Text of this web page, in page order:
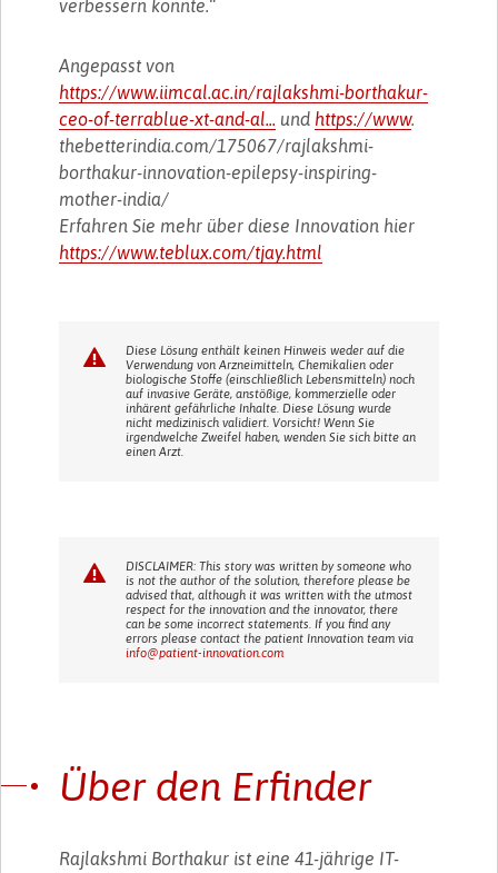
verbessern konnte.“
Angepasst von
https://www.iimcal.ac.in/rajlakshmi-borthakur-
ceo-of-terrablue-xt-and-al... und https://www.
thebetterindia.com/175067/rajlakshmi-
borthakur-innovation-epilepsy-inspiring-
mother-india/
Erfahren Sie mehr über diese Innovation hier
https://www.teblux.com/tjay.html
Diese Lösung enthält keinen Hinweis weder auf die
Verwendung von Arzneimitteln, Chemikalien oder
biologische Stoffe (einschließlich Lebensmitteln) noch
auf invasive Geräte, anstößige, kommerzielle oder
inhärent gefährliche Inhalte. Diese Lösung wurde
nicht medizinisch validiert. Vorsicht! Wenn Sie
irgendwelche Zweifel haben, wenden Sie sich bitte an
einen Arzt.
DISCLAIMER: This story was written by someone who
is not the author of the solution, therefore please be
advised that, although it was written with the utmost
respect for the innovation and the innovator, there
can be some incorrect statements. If you find any
errors please contact the patient Innovation team via
info@patient-innovation.com
Über den Erfinder
Rajlakshmi Borthakur ist eine 41-jährige IT-